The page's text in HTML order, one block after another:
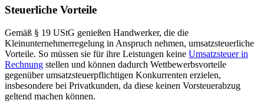
Steuerliche Vorteile
Gemäß § 19 UStG genießen Handwerker, die die
Kleinunternehmerregelung in Anspruch nehmen, umsatzsteuerliche
Vorteile. So müssen sie für ihre Leistungen keine Umsatzsteuer in
Rechnung stellen und können dadurch Wettbewerbsvorteile
gegenüber umsatzsteuerpflichtigen Konkurrenten erzielen,
insbesondere bei Privatkunden, da diese keinen Vorsteuerabzug
geltend machen können.